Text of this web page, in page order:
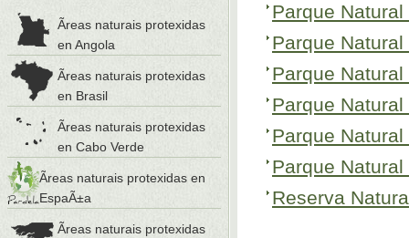
Ãreas naturais protexidas
en Angola
Ãreas naturais protexidas
en Brasil
Ãreas naturais protexidas
en Cabo Verde
Ãreas naturais protexidas en
EspaÃ±a
Ãreas naturais protexidas
Parque
Parque
Parque
Parque
Parque
Parque
Reserva